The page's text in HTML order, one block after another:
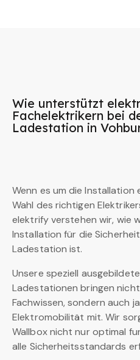
Wie unterstützt
Fachelektrikern bei
Ladestation in
Wenn es um die Installation
Wahl des richtigen
elektrify verstehen wir, wie
Installation für die
Ladestation ist.
Unsere speziell
Ladestationen bringen
Fachwissen, sondern auch
Elektromobilität mit. Wir
Wallbox nicht nur optimal
alle Sicherheitsstandards